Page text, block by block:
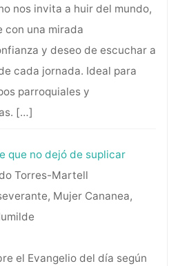
nos invita a huir del mundo,
con una mirada
y deseo de escuchar a
cada jornada. Ideal para
parroquiales y
[…]
que no dejó de suplicar
Torres-Martell
Mujer Cananea,
el Evangelio del día según